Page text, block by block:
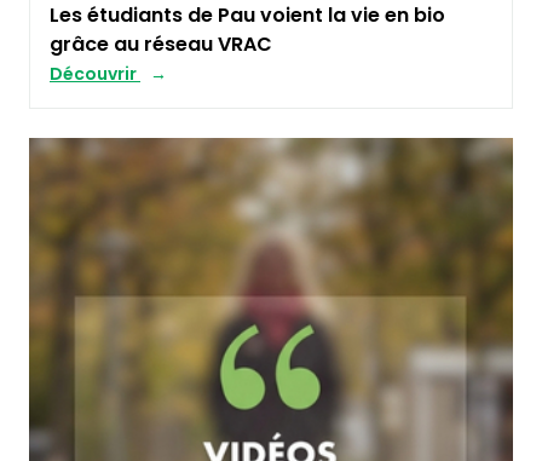
Les étudiants de Pau voient la vie en bio
grâce au réseau VRAC
Découvrir